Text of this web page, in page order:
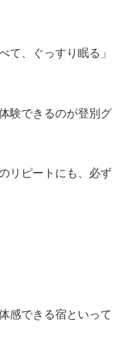
て、ぐっすり眠る」
験できるのが登別グ
リピートにも、必ず
感できる宿といって